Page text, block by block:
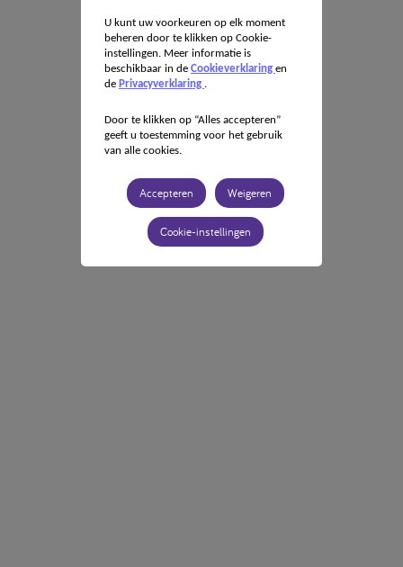
U kunt uw voorkeuren op elk moment
beheren door te klikken op Cookie-
instellingen. Meer informatie is
beschikbaar in de Cookieverklaring en
de Privacyverklaring .
Door te klikken op “Alles accepteren”
geeft u toestemming voor het gebruik
van alle cookies.
Accepteren Weigeren
Cookie-instellingen